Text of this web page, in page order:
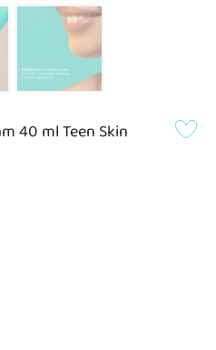
40 ml Teen Skin